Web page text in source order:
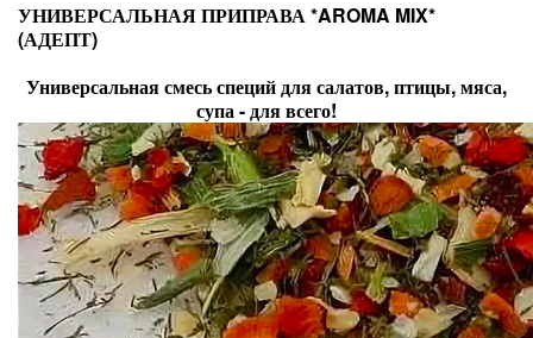
УНИВЕРСАЛЬНАЯ ПРИПРАВА *AROMA MIX*
(АДЕПТ)
Универсальная смесь специй для салатов, птицы, мяса,
супа - для всего!